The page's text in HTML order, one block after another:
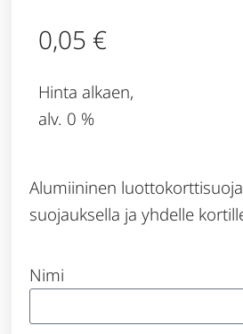
0,05 €
Hinta alkaen,
alv. 0 %
Alumiininen
suojauksella ja yhdelle
Nimi